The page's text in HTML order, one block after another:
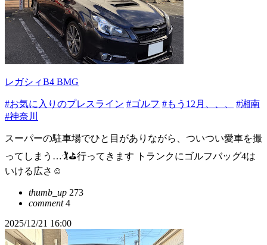
レガシィB4 BMG
#お気に入りのプレスライン #ゴルフ #もう12月、、、
#湘南
#神奈川
スーパーの駐車場でひと目がありながら、ついつい愛車を撮
ってしまう…🏌️⛳️行ってきます トランクにゴルフバッグ4は
いける広さ☺
thumb_up 273
comment4
2025/12/21 16:00